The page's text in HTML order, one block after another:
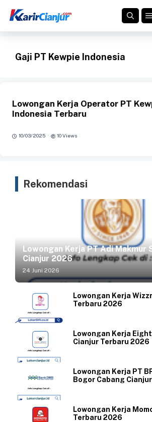
Gaji PT Kewpie Indonesia
Lowongan Kerja Operator PT
Indonesia Terbaru
10/03/2025 · 10 Views
Rekomendasi
Lowongan Kerja PT Adi Makmur
Cianjur 2026
24 Juni 2026
Lowongan Kerja
Terbaru 2026
Lowongan Kerja
Cianjur Terbaru 2026
Lowongan Kerja PT
Bogor Cabang
Lowongan Kerja
Terbaru 2026